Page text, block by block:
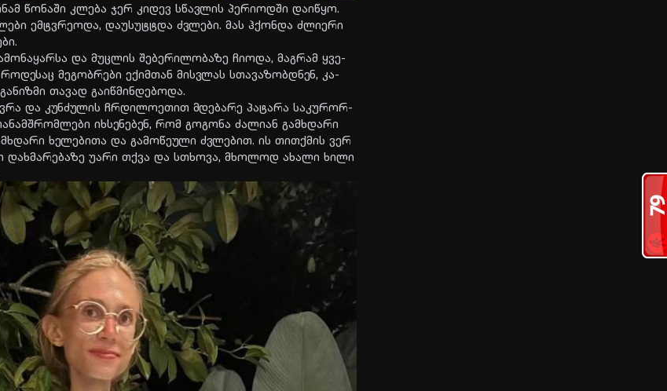
წო­ნა­ში კლე­ბა ჯერ კი­დევ სწავ­ლის პე­რი­ოდ­ში და­ი­წყო.
ემტვრე­ო­და, და­უ­სუტტ­და ძვლე­ბი. მას ჰქონ­და ძლი­ე­რი
და მუც­ლის შე­ბე­რი­ლო­ბა­ზე ჩი­ო­და, მაგ­რამ ყვე­
მე­გობ­რე­ბი ექიმ­თან მის­ვლას სთა­ვა­ზობ­დნენ, კა­
თა­ვად გა­იწ­მინ­დე­ბო­და.
და კუნ­ძუ­ლის ჩრდი­ლო­ე­თით მდე­ბა­რე პა­ტა­რა სა­კუ­რორ­
იხ­სე­ნე­ბენ, რომ გო­გო­ნა ძა­ლი­ან გამ­ხდა­რი
ხე­ლე­ბი­თა და გა­მო­წე­უ­ლი ძვლე­ბით. ის თით­ქმის ვერ
დახ­მა­რე­ბა­ზე უარი თქვა და სთხო­ვა, მხო­ლოდ ახა­ლი ხილი